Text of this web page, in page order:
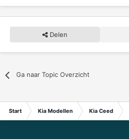
Delen
Ga naar Topic Overzicht
Start Kia Modellen Kia Ceed